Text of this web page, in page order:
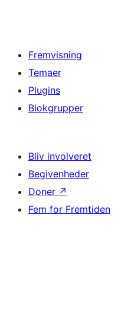
Fremvisning
Temaer
Plugins
Blokgrupper
Bliv involveret
Begivenheder
Doner ↗
Fem for Fremtiden